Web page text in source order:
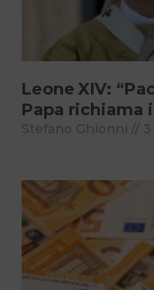
Leone XIV:
Papa richiama
Stefano Ghionni